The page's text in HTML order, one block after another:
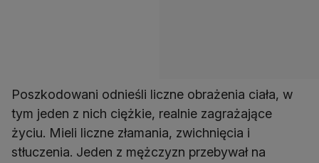
Poszkodowani odnieśli liczne obrażenia ciała, w
tym jeden z nich ciężkie, realnie zagrażające
życiu. Mieli liczne złamania, zwichnięcia i
stłuczenia. Jeden z mężczyzn przebywał na